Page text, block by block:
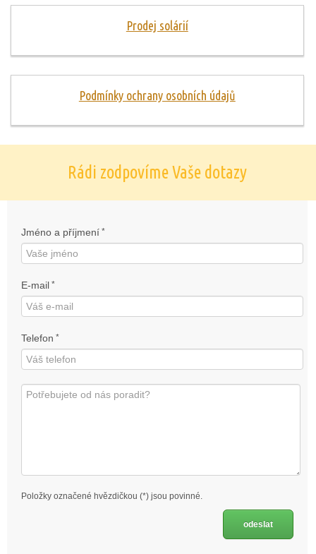
Prodej solárií
Podmínky ochrany osobních údajů
Rádi zodpovíme Vaše dotazy
Jméno a příjmení *
E-mail *
Telefon *
Položky označené hvězdičkou (*) jsou povinné.